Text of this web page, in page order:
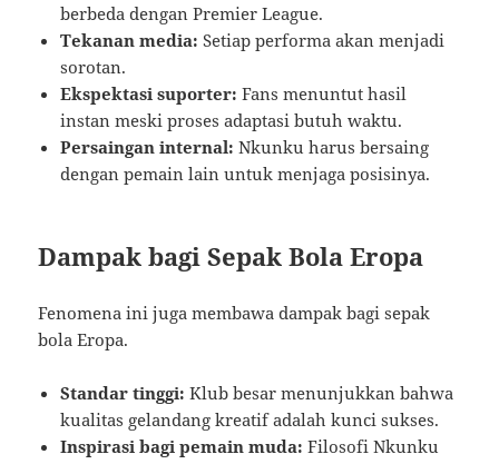
berbeda dengan Premier League.
Tekanan media: Setiap performa akan menjadi
sorotan.
Ekspektasi suporter: Fans menuntut hasil
instan meski proses adaptasi butuh waktu.
Persaingan internal: Nkunku harus bersaing
dengan pemain lain untuk menjaga posisinya.
Dampak bagi Sepak Bola Eropa
Fenomena ini juga membawa dampak bagi sepak
bola Eropa.
Standar tinggi: Klub besar menunjukkan bahwa
kualitas gelandang kreatif adalah kunci sukses.
Inspirasi bagi pemain muda: Filosofi Nkunku